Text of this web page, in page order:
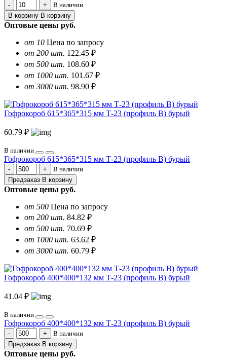
В наличии
В корзину В корзину
Оптовые цены руб.
от 10 Цена по запросу
от 200 шт. 122.45 ₽
от 500 шт. 108.60 ₽
от 1000 шт. 101.67 ₽
от 3000 шт. 98.90 ₽
Гофрокороб 615*365*315 мм Т-23 (профиль B) бурый
60.79 ₽
В наличии
Гофрокороб 615*365*315 мм Т-23 (профиль B) бурый
В наличии
Предзаказ В корзину
Оптовые цены руб.
от 500 Цена по запросу
от 200 шт. 84.82 ₽
от 500 шт. 70.69 ₽
от 1000 шт. 63.62 ₽
от 3000 шт. 60.79 ₽
Гофрокороб 400*400*132 мм Т-23 (профиль B) бурый
41.04 ₽
В наличии
Гофрокороб 400*400*132 мм Т-23 (профиль B) бурый
В наличии
Предзаказ В корзину
Оптовые цены руб.